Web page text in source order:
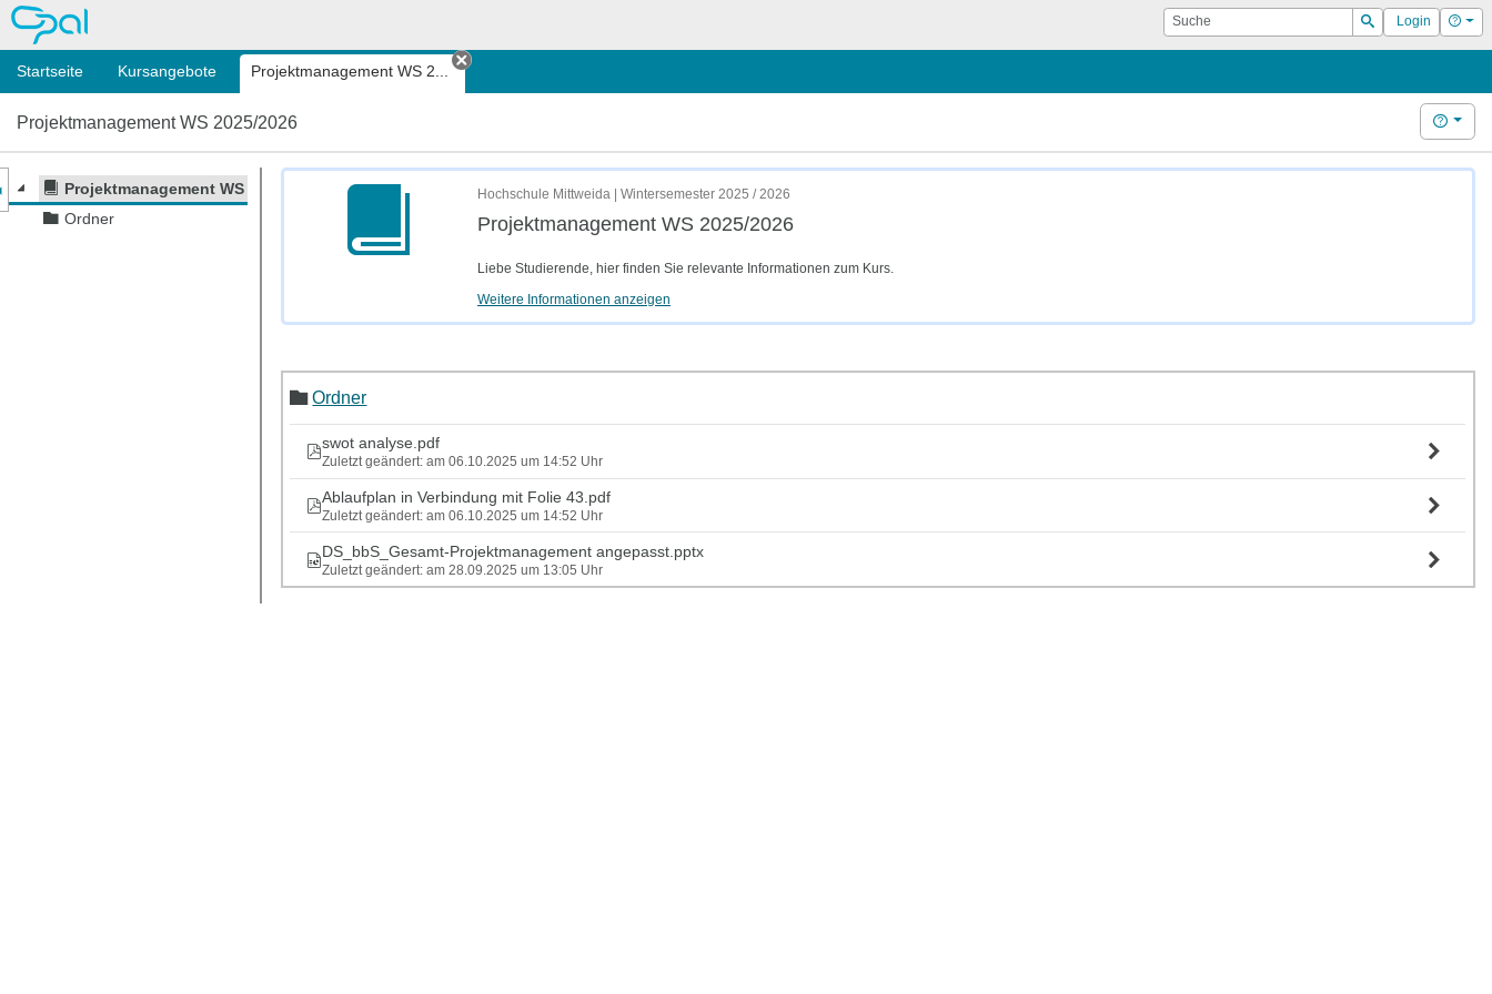
OPAL Suche
Suchen
Login Hilfe
Startseite Kursangebote Projektmanagement WS 2...
Tab schließen
Projektmanagement WS 2025/2026 Hilfe
Projektmanagement WS 2025/2026
Ordner
des Kursmenüs
Hochschule Mittweida | Wintersemester 2025 / 2026
Projektmanagement WS 2025/2026
Liebe Studierende, hier finden Sie relevante Informationen zum Kurs.
Weitere Informationen anzeigen
Ordner
swot analyse.pdf
Zuletzt geändert: am 06.10.2025 um 14:52 Uhr
Ablaufplan in Verbindung mit Folie 43.pdf
Zuletzt geändert: am 06.10.2025 um 14:52 Uhr
DS_bbS_Gesamt-Projektmanagement angepasst.pptx
Zuletzt geändert: am 28.09.2025 um 13:05 Uhr